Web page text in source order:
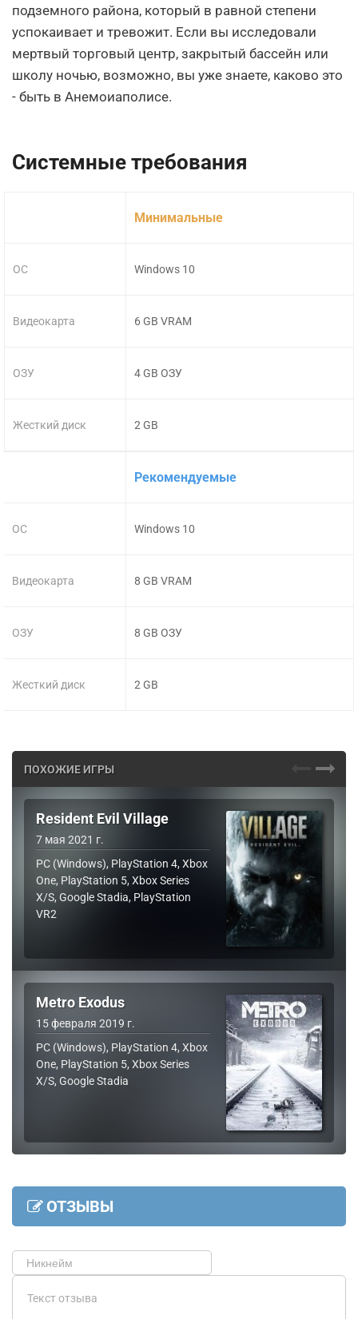
подземного района, который в равной степени
успокаивает и тревожит. Если вы исследовали
мертвый торговый центр, закрытый бассейн или
школу ночью, возможно, вы уже знаете, каково это
- быть в Анемоиаполисе.
Системные требования
ОС
Видеокарта
ОЗУ
Жесткий диск
Минимальные
Windows 10
6 GB VRAM
4 GB ОЗУ
2 GB
ОС
Видеокарта
ОЗУ
Жесткий диск
Рекомендуемые
Windows 10
8 GB VRAM
8 GB ОЗУ
2 GB
ПОХОЖИЕ ИГРЫ
Resident Evil Village
7 мая 2021 г.
PC (Windows), PlayStation 4, Xbox
One, PlayStation 5, Xbox Series
X/S, Google Stadia, PlayStation
VR2
Metro Exodus
15 февраля 2019 г.
PC (Windows), PlayStation 4, Xbox
One, PlayStation 5, Xbox Series
X/S, Google Stadia
ОТЗЫВЫ